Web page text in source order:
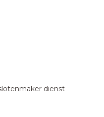
dienst